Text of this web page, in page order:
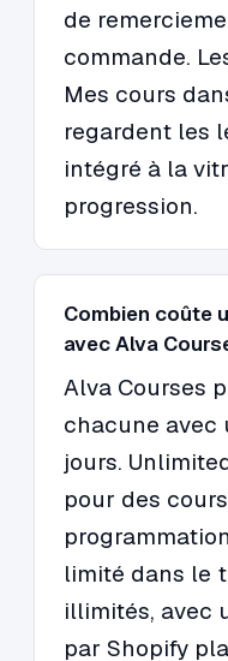
de
commande.
Mes cours
regardent les
intégré à la
progression.
Combien coûte
avec Alva
Alva Courses
chacune avec
jours.
pour des
limité dans le
illimités, avec
par Shopify